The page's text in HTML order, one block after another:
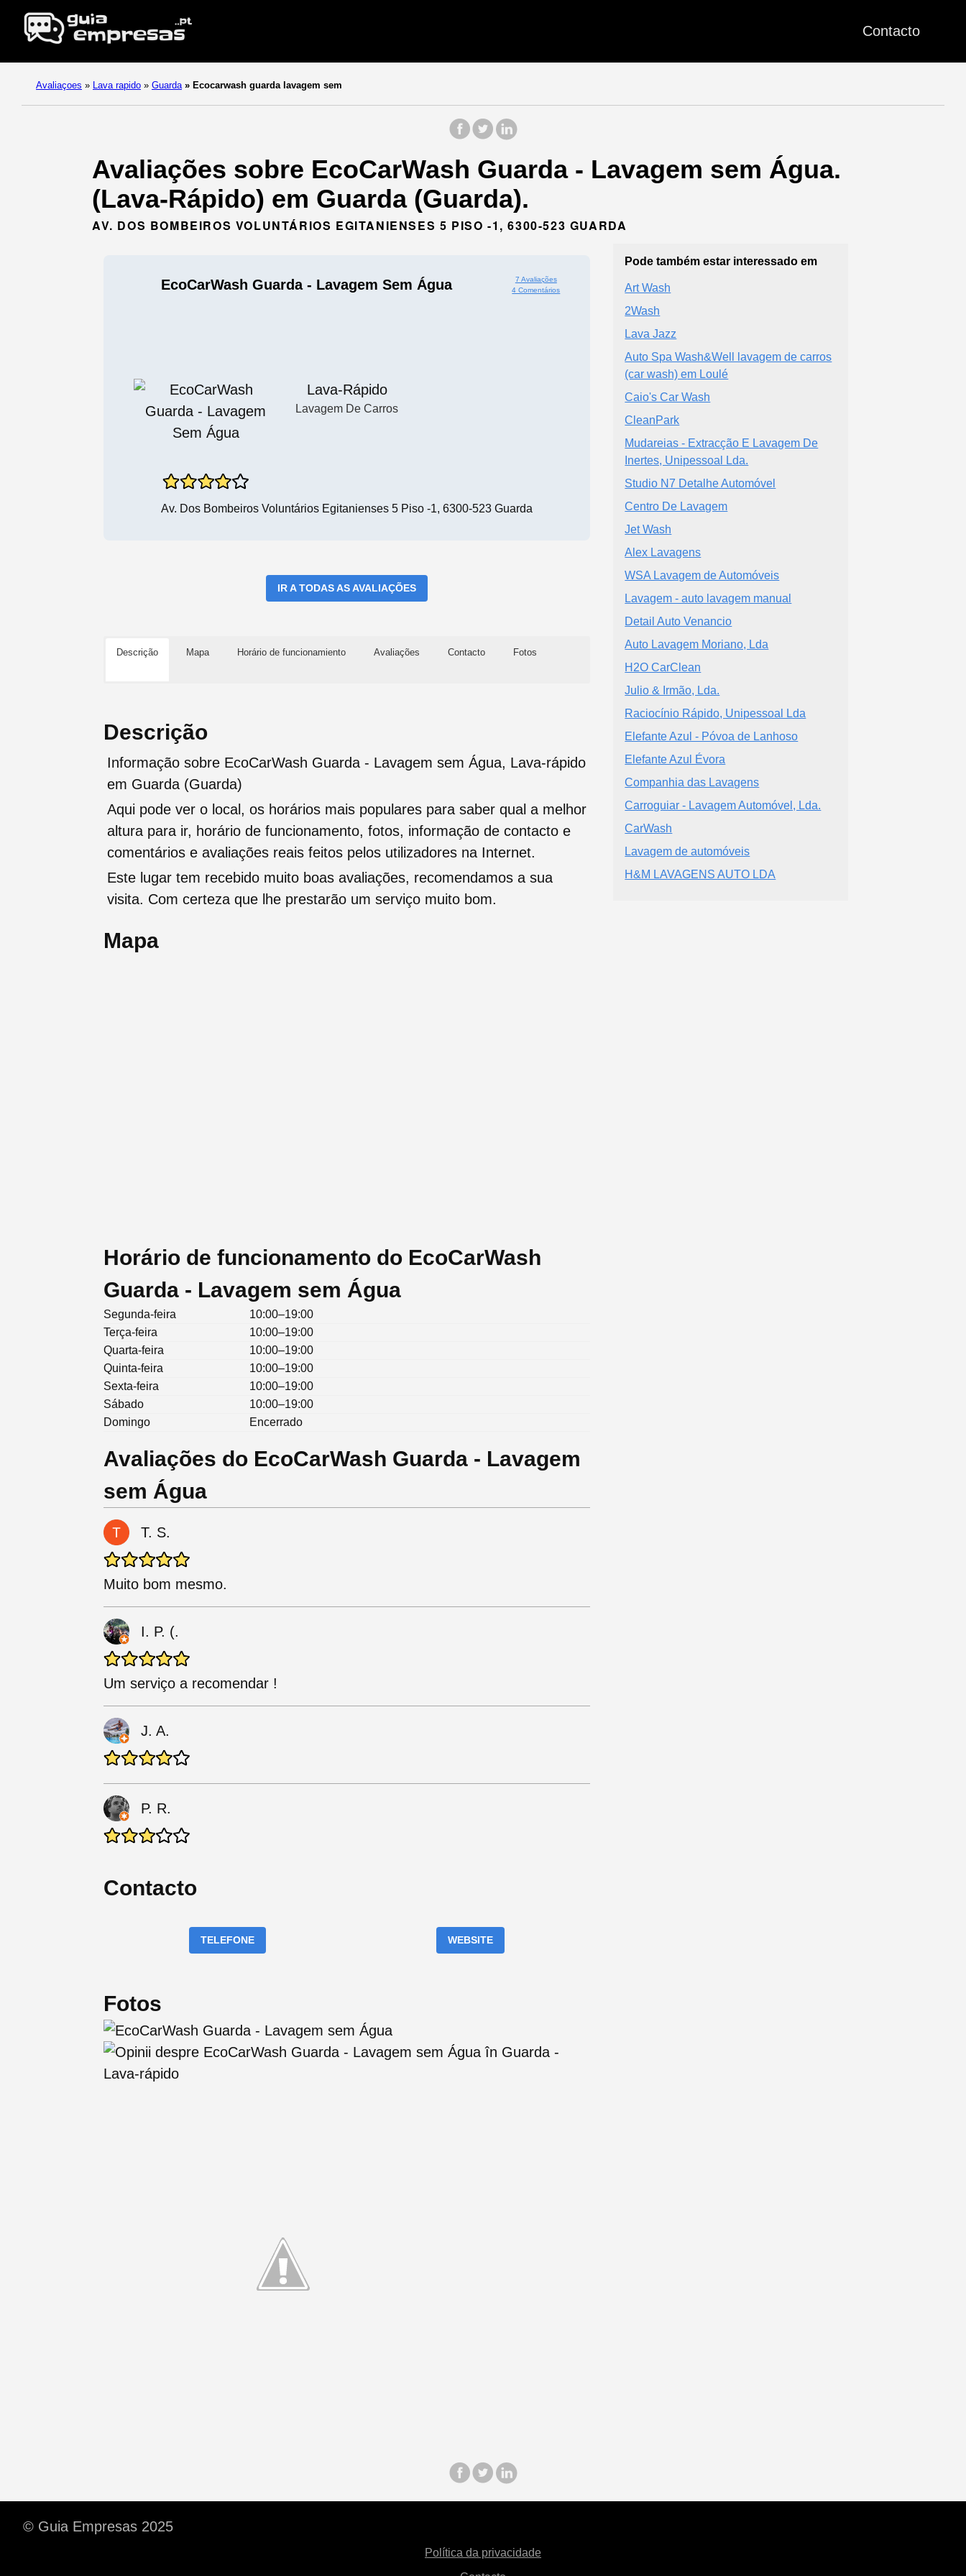
Contacto
Avaliaçoes » Lava rapido » Guarda » Ecocarwash guarda lavagem sem
Avaliações sobre EcoCarWash Guarda - Lavagem sem Água.
(Lava-Rápido) em Guarda (Guarda).
AV. DOS BOMBEIROS VOLUNTÁRIOS EGITANIENSES 5 PISO -1, 6300-523 GUARDA
EcoCarWash Guarda - Lavagem Sem Água
7 Avaliações
4 Comentários
Lava-Rápido
Lavagem De Carros
Av. Dos Bombeiros Voluntários Egitanienses 5 Piso -1, 6300-523 Guarda
IR A TODAS AS AVALIAÇÕES
Descrição Mapa Horário de funcionamiento Avaliações Contacto Fotos
Descrição
Informação sobre EcoCarWash Guarda - Lavagem sem Água, Lava-rápido
em Guarda (Guarda)
Aqui pode ver o local, os horários mais populares para saber qual a melhor
altura para ir, horário de funcionamento, fotos, informação de contacto e
comentários e avaliações reais feitos pelos utilizadores na Internet.
Este lugar tem recebido muito boas avaliações, recomendamos a sua
visita. Com certeza que lhe prestarão um serviço muito bom.
Mapa
Horário de funcionamento do EcoCarWash
Guarda - Lavagem sem Água
Segunda-feira
10:00–19:00
Terça-feira
10:00–19:00
Quarta-feira
10:00–19:00
Quinta-feira
10:00–19:00
Sexta-feira
10:00–19:00
Sábado
10:00–19:00
Domingo
Encerrado
Avaliações do EcoCarWash Guarda - Lavagem
sem Água
T. S.
Muito bom mesmo.
I. P. (.
Um serviço a recomendar !
J. A.
P. R.
Contacto
TELEFONE WEBSITE
Fotos
Pode também estar interessado em
Art Wash
2Wash
Lava Jazz
Auto Spa Wash&Well lavagem de carros
(car wash) em Loulé
Caio's Car Wash
CleanPark
Mudareias - Extracção E Lavagem De
Inertes, Unipessoal Lda.
Studio N7 Detalhe Automóvel
Centro De Lavagem
Jet Wash
Alex Lavagens
WSA Lavagem de Automóveis
Lavagem - auto lavagem manual
Detail Auto Venancio
Auto Lavagem Moriano, Lda
H2O CarClean
Julio & Irmão, Lda.
Raciocínio Rápido, Unipessoal Lda
Elefante Azul - Póvoa de Lanhoso
Elefante Azul Évora
Companhia das Lavagens
Carroguiar - Lavagem Automóvel, Lda.
CarWash
Lavagem de automóveis
H&M LAVAGENS AUTO LDA
© Guia Empresas 2025
Política da privacidade